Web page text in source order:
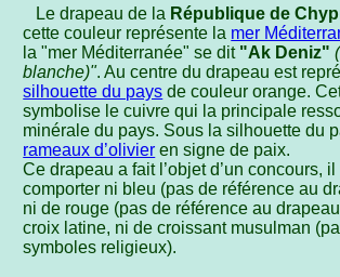
Le drapeau de la République de
cette couleur représente la mer
la "mer Méditerranée" se dit "Ak Deniz"
blanche)". Au centre du drapeau est
silhouette du pays de couleur orange.
symbolise le cuivre qui la principale
minérale du pays. Sous la silhouette du
rameaux d’olivier en signe de paix.
Ce drapeau a fait l’objet d’un concours,
comporter ni bleu (pas de référence au
ni de rouge (pas de référence au
croix latine, ni de croissant musulman
symboles religieux).